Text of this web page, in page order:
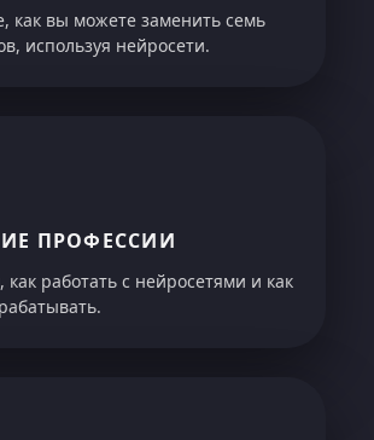
как вы можете заменить семь
используя нейросети.
ПРОФЕССИИ
как работать с нейросетями и как